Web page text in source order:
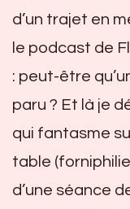
d’un trajet en
le podcast de
: peut-être
paru ? Et là je
qui fantasme
table
d’une séance